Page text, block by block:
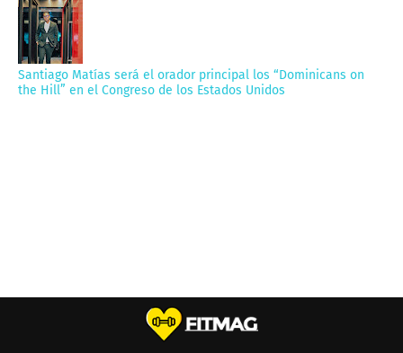
Santiago Matías será el orador principal los “Dominicans on
the Hill” en el Congreso de los Estados Unidos